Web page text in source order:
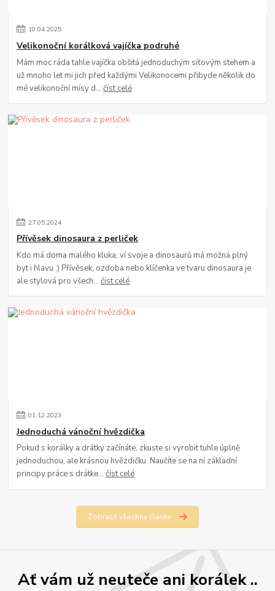
10.04.2025
Velikonoční korálková vajíčka podruhé
Mám moc ráda tahle vajíčka obšitá jednoduchým síťovým stehem a
už mnoho let mi jich před každými Velikonocemi přibyde několik do
mé velikonoční mísy d...číst celé
27.05.2024
Přívěsek dinosaura z perliček
Kdo má doma malého kluka, ví svoje a dinosaurů má možná plný
byt i hlavu :) Přívěsek, ozdoba nebo klíčenka ve tvaru dinosaura je
ale stylová pro všech...číst celé
01.12.2023
Jednoduchá vánoční hvězdička
Pokud s korálky a drátky začínáte, zkuste si vyrobit tuhle úplně
jednoduchou, ale krásnou hvězdičku. Naučíte se na ní základní
principy práce s drátke...číst celé
Zobrazit všechny články
Ať vám už neuteče ani korálek ..